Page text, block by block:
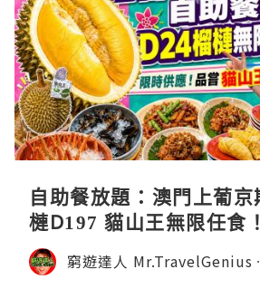
自助餐放題：澳門上葡
槤D197 貓山王無限任食
窮遊達人 Mr.TravelGenius